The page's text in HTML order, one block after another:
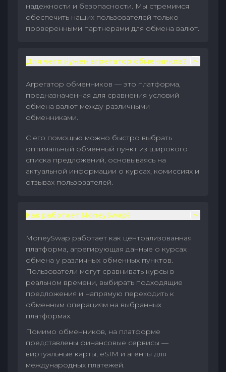
надежности и безопасности. Мы стремимся
обеспечить наших пользователей только
проверенными партнерами для обмена валют.
Для чего нужен агрегатор обменников?
Агрегатор обменников — это платформа,
предназначенная для сравнения условий
обмена валют между различными
обменниками.
С его помощью можно быстро выбрать
оптимальный обменный пункт из широкого
списка предложений, основываясь на
актуальной информации о курсах, комиссиях и
отзывах пользователей.
Как работает MoneySwap?
MoneySwap работает как централизованная
платформа, агрегирующая данные о курсах
обмена у различных обменных пунктов.
Пользователи могут сравнивать курсы в
реальном времени, выбирать подходящие
предложения и напрямую переходить к
обменным операциям на выбранных
платформах.
Помимо обменников, на платформе
представлены финансовые сервисы —
виртуальные карты, eSIM и агенты для
международных платежей.